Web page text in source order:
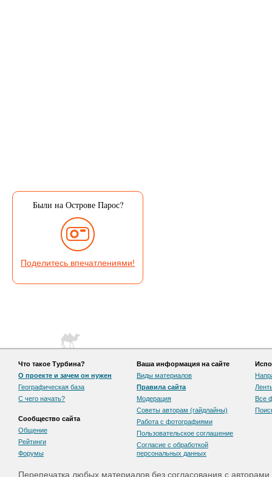
Были на Острове Парос?
Поделитесь впечатлениями!
Что такое Турбина?
О проекте и зачем он нужен
Географическая база
С чего начать?
Сообщество сайта
Общение
Рейтинги
Форумы
Ваша информация на сайте
Виды материалов
Правила сайта
Модерация
Советы авторам (гайдлайны)
Работа с фотографиями
Пользовательскоe соглашение
Согласие с обработкой
персональных данных
Все
Перепечатка любых материалов без согласования с